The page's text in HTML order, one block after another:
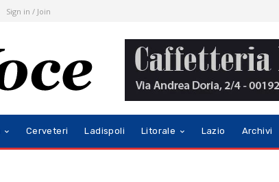
Sign in / Join
Cerveteri Ladispoli Litorale Lazio Archivi